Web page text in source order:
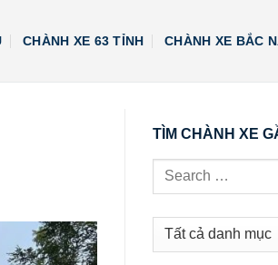
CHÀNH XE 63 TỈNH CHÀNH XE BẮC
TÌM CHÀNH XE